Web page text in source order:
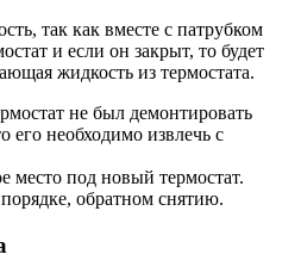
так как вместе с патрубком
и если он закрыт, то будет
жидкость из термостата.
не был демонтировать
его необходимо извлечь с
место под новый термостат.
обратном снятию.